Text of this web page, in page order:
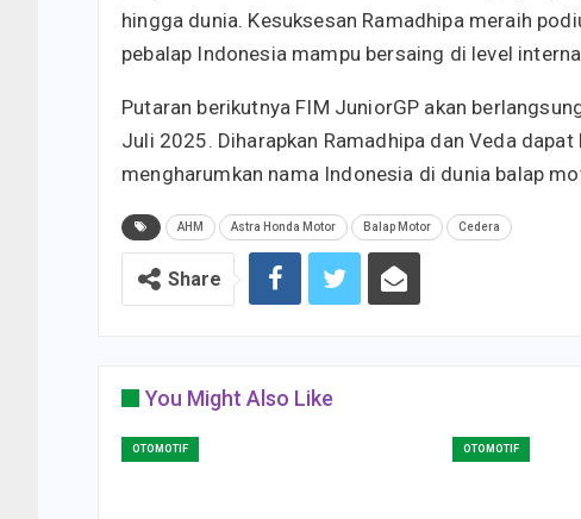
hingga dunia. Kesuksesan Ramadhipa meraih
pebalap Indonesia mampu bersaing di level
Putaran berikutnya FIM JuniorGP akan
Juli 2025. Diharapkan Ramadhipa dan Veda
mengharumkan nama Indonesia di dunia balap
AHM Astra Honda Motor Balap Motor Cedera
Share
You Might Also Like
OTOMOTIF OTOMOTIF